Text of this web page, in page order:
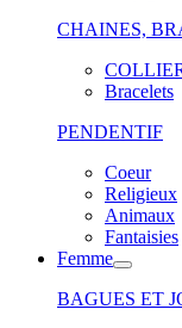
CHAINES,
Bracelets
PENDENTIF
Coeur
Religieux
Animaux
Fantaisies
Femme
BAGUES ET